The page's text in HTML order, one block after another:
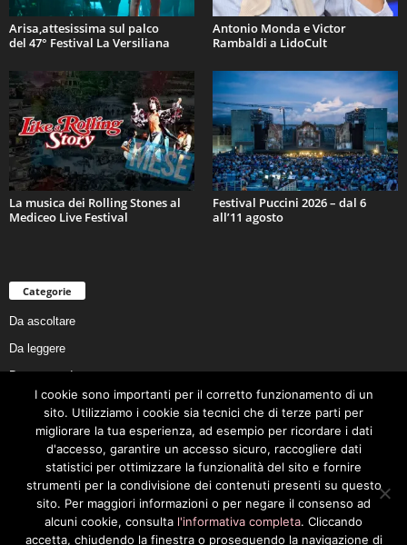
Arisa,attesissima sul palco
del 47° Festival La Versiliana
Antonio Monda e Victor
Rambaldi a LidoCult
La musica dei Rolling Stones al
Mediceo Live Festival
Festival Puccini 2026 – dal 6
all’11 agosto
Categorie
Da ascoltare
Da leggere
Da non perdere
Da conoscere
Da preservare
Da vivere
Cookie Policy
I cookie sono importanti per il corretto funzionamento di un
sito. Utilizziamo i cookie sia tecnici che di terze parti per
migliorare la tua esperienza, ad esempio per ricordare i dati
d'accesso, garantire un accesso sicuro, raccogliere dati
statistici per ottimizzare la funzionalità del sito e fornire
strumenti per la condivisione dei contenuti presenti su questo
sito. Per maggiori informazioni o per negare il consenso ad
alcuni cookie, consulta l'informativa completa. Cliccando
accetta, chiudendo la finestra o proseguendo la navigazione di